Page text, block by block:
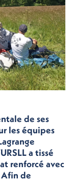
de ses
les équipes
a tissé
renforcé avec
Afin de